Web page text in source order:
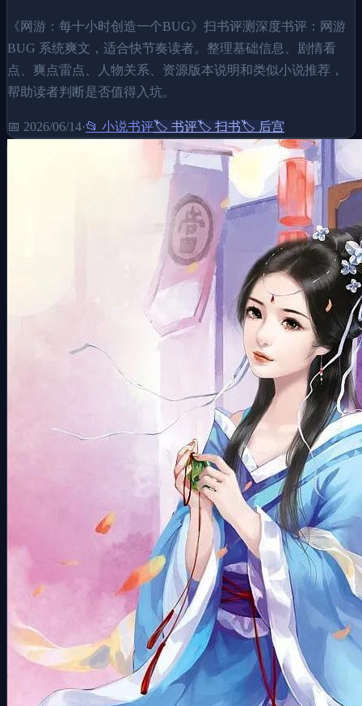
《网游：每十小时创造一个BUG》扫书评测深度书评：网游
BUG 系统爽文，适合快节奏读者。整理基础信息、剧情看
点、爽点雷点、人物关系、资源版本说明和类似小说推荐，
帮助读者判断是否值得入坑。
📅 2026/06/14·📂 小说书评🏷️ 书评🏷️ 扫书🏷️ 后宫